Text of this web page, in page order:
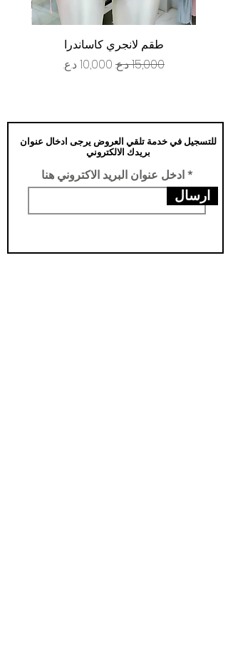
طقم لانجري كاساندرا
سعر عادي سعر البيع
للتسجيل في خدمة تلقي العروض يرجى ادخال عنوان
بريدك الالكتروني
ادخل عنوان البريد الاكتروني هنا
ارسال